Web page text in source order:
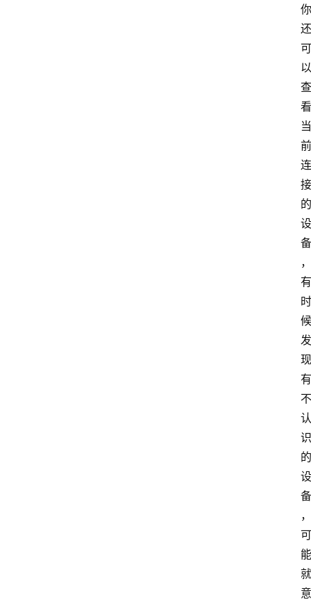
你
还
可
以
查
看
当
前
连
接
的
设
备
，
有
时
候
发
现
有
不
认
识
的
设
备
，
可
能
就
意